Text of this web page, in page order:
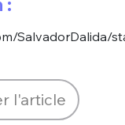
SalvadorDalida/
l'article